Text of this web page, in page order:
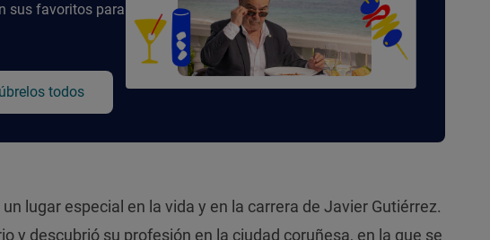
sus favoritos para
todos
lugar especial en la vida y en la carrera de Javier Gutiérrez.
y descubrió su profesión en la ciudad coruñesa, en la que se